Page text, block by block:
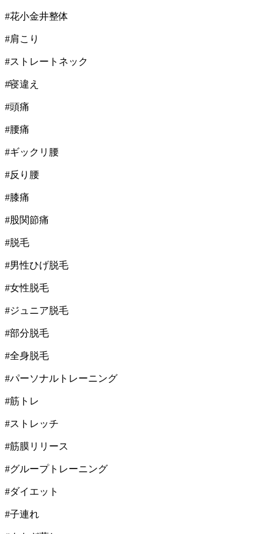
#花小金井整体
#肩こり
#ストレートネック
#寝違え
#頭痛
#腰痛
#ギックリ腰
#反り腰
#膝痛
#股関節痛
#脱毛
#男性ひげ脱毛
#女性脱毛
#ジュニア脱毛
#部分脱毛
#全身脱毛
#パーソナルトレーニング
#筋トレ
#ストレッチ
#筋膜リリース
#グループトレーニング
#ダイエット
#子連れ